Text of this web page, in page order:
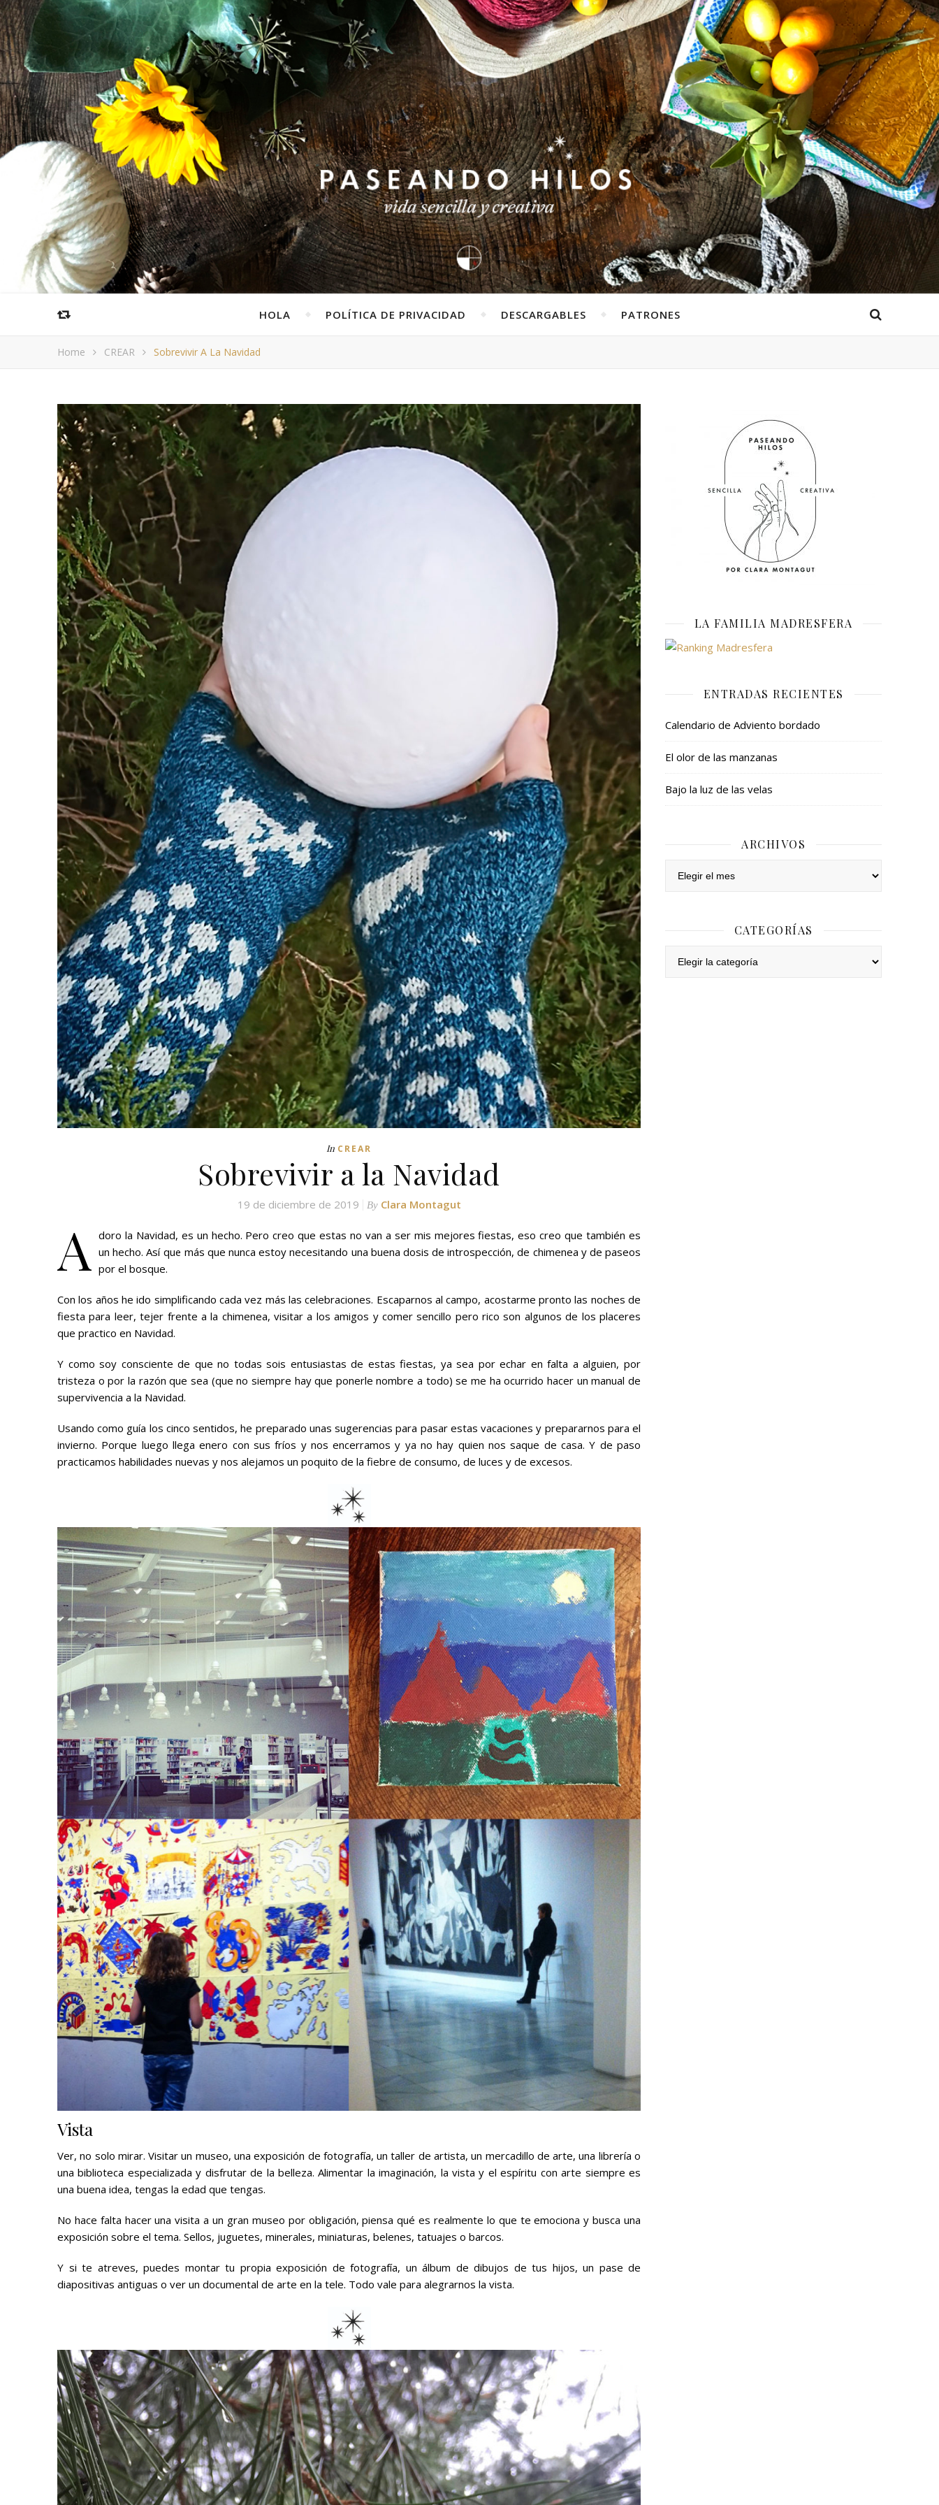
HOLA POLÍTICA DE PRIVACIDAD DESCARGABLES PATRONES
Home CREAR Sobrevivir A La Navidad
In CREAR
Sobrevivir a la Navidad
19 de diciembre de 2019 By Clara Montagut
A doro la Navidad, es un hecho. Pero creo que estas no van a ser mis mejores fiestas, eso creo que también es
un hecho. Así que más que nunca estoy necesitando una buena dosis de introspección, de chimenea y de paseos
por el bosque.
Con los años he ido simplificando cada vez más las celebraciones. Escaparnos al campo, acostarme pronto las noches de
fiesta para leer, tejer frente a la chimenea, visitar a los amigos y comer sencillo pero rico son algunos de los placeres
que practico en Navidad.
Y como soy consciente de que no todas sois entusiastas de estas fiestas, ya sea por echar en falta a alguien, por
tristeza o por la razón que sea (que no siempre hay que ponerle nombre a todo) se me ha ocurrido hacer un manual de
supervivencia a la Navidad.
Usando como guía los cinco sentidos, he preparado unas sugerencias para pasar estas vacaciones y prepararnos para el
invierno. Porque luego llega enero con sus fríos y nos encerramos y ya no hay quien nos saque de casa. Y de paso
practicamos habilidades nuevas y nos alejamos un poquito de la fiebre de consumo, de luces y de excesos.
Vista
Ver, no solo mirar. Visitar un museo, una exposición de fotografía, un taller de artista, un mercadillo de arte, una librería o
una biblioteca especializada y disfrutar de la belleza. Alimentar la imaginación, la vista y el espíritu con arte siempre es
una buena idea, tengas la edad que tengas.
No hace falta hacer una visita a un gran museo por obligación, piensa qué es realmente lo que te emociona y busca una
exposición sobre el tema. Sellos, juguetes, minerales, miniaturas, belenes, tatuajes o barcos.
Y si te atreves, puedes montar tu propia exposición de fotografía, un álbum de dibujos de tus hijos, un pase de
diapositivas antiguas o ver un documental de arte en la tele. Todo vale para alegrarnos la vista.
LA FAMILIA MADRESFERA
ENTRADAS RECIENTES
Calendario de Adviento bordado
El olor de las manzanas
Bajo la luz de las velas
ARCHIVOS
CATEGORÍAS